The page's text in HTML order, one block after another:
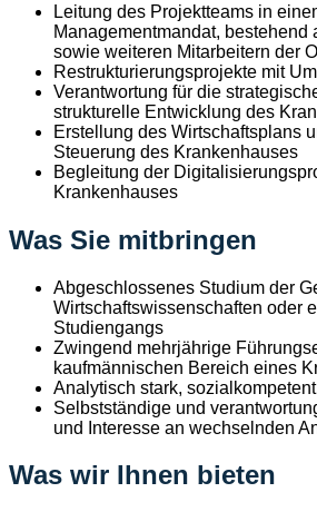
Leitung des Projektteams in
Managementmandat, bestehend
sowie weiteren Mitarbeitern der
Restrukturierungsprojekte mit
Verantwortung für die
strukturelle Entwicklung des
Erstellung des Wirtschaftsplans
Steuerung des Krankenhauses
Begleitung der
Krankenhauses
Was Sie mitbringen
Abgeschlossenes Studium der
Wirtschaftswissenschaften oder
Studiengangs
Zwingend mehrjährige
kaufmännischen Bereich eines
Analytisch stark,
Selbstständige und
und Interesse an wechselnden
Was wir Ihnen bieten